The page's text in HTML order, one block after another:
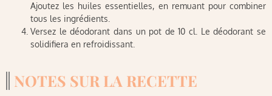
Ajoutez les huiles essentielles, en remuant pour combiner
tous les ingrédients.
Versez le déodorant dans un pot de 10 cl. Le déodorant se
solidifiera en refroidissant.
NOTES SUR LA RECETTE